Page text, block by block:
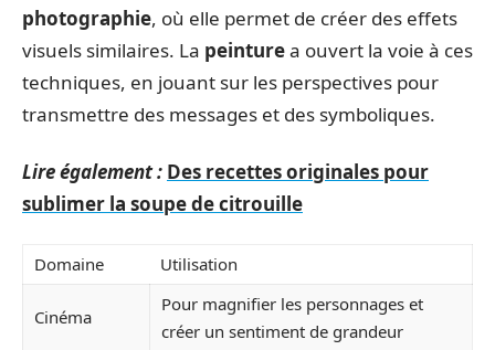
photographie, où elle permet de créer des effets
visuels similaires. La peinturea ouvert la voie à ces
techniques, en jouant sur les perspectives pour
transmettre des messages et des symboliques.
Lire également : Des recettes originales pour
sublimer la soupe de citrouille
Domaine Utilisation
Cinéma
Pour magnifier les personnages et
créer un sentiment de grandeur